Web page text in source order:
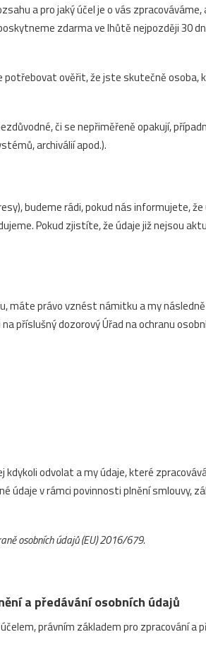
a pro jaký účel je o vás
zdarma ve lhůtě nejpozději 30
potřebovat ověřit, že jste skutečně osoba,
či se nepřiměřeně opakují,
archiválií apod.).
budeme rádi, pokud nás informujete,
Pokud zjistíte, že údaje již nejsou
máte právo vznést námitku a my
příslušný dozorový Úřad na ochranu
odvolat a my údaje, které
údaje v rámci povinnosti plnění smlouvy,
osobních údajů (EU) 2016/679.
a předávání osobních údajů
právním základem pro zpracování a